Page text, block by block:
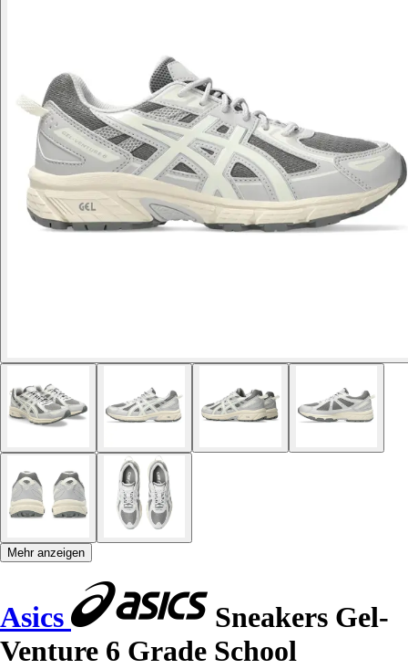
Mehr anzeigen
Asics
Sneakers Gel-
Venture 6 Grade School